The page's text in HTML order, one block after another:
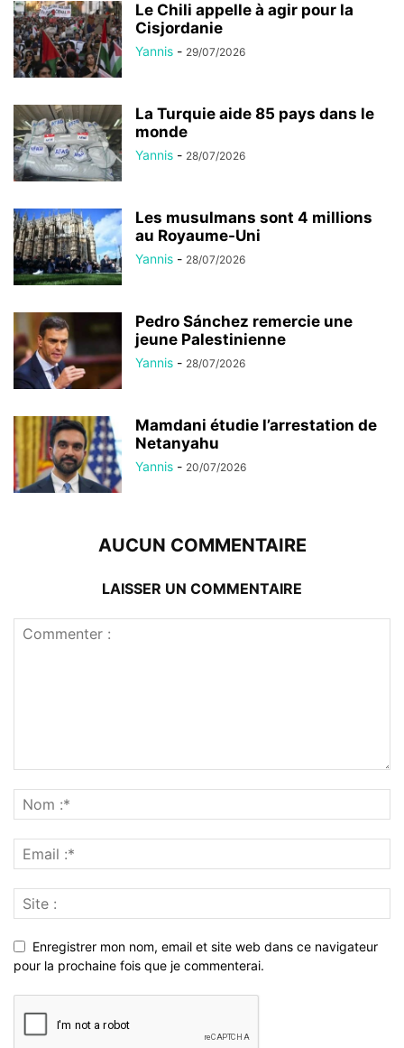
Le Chili appelle à agir pour la
Cisjordanie
Yannis - 29/07/2026
La Turquie aide 85 pays dans le
monde
Yannis - 28/07/2026
Les musulmans sont 4 millions
au Royaume-Uni
Yannis - 28/07/2026
Pedro Sánchez remercie une
jeune Palestinienne
Yannis - 28/07/2026
Mamdani étudie l’arrestation de
Netanyahu
Yannis - 20/07/2026
AUCUN COMMENTAIRE
LAISSER UN COMMENTAIRE
Enregistrer mon nom, email et site web dans ce navigateur
pour la prochaine fois que je commenterai.